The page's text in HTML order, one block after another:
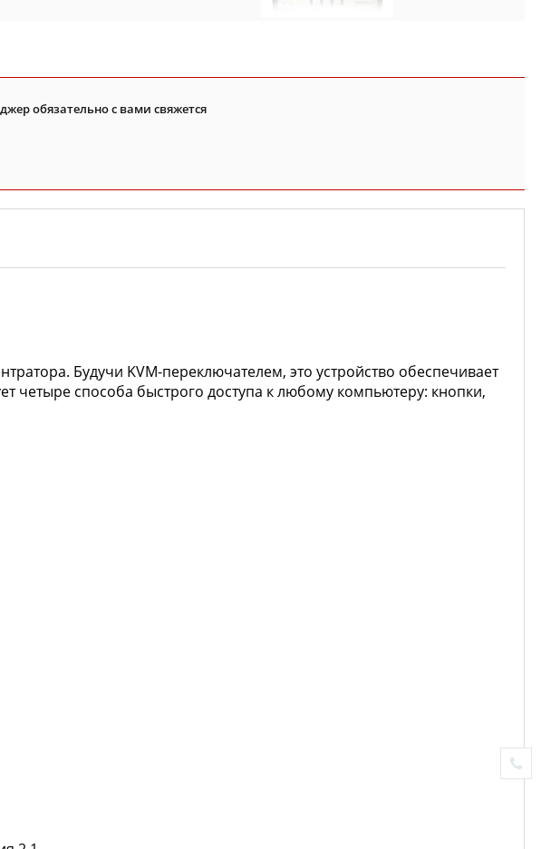
обязательно с вами свяжется
Будучи KVM-переключателем, это устройство обеспечивает
четыре способа быстрого доступа к любому компьютеру: кнопки,